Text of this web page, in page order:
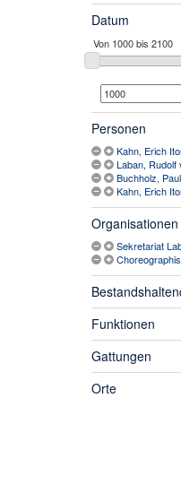
Datum
Personen
Kahn, Erich
Laban, Rudolf
Buchholz,
Organisationen
Funktionen
Gattungen
Orte